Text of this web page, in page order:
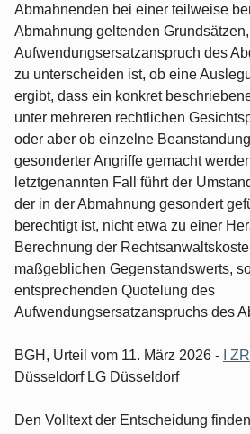
Abmahnenden bei einer teilweise
Abmahnung geltenden
Aufwendungsersatzanspruch des
zu unterscheiden ist, ob eine
ergibt, dass ein konkret
unter mehreren rechtlichen
oder aber ob einzelne
gesonderter Angriffe gemacht
letztgenannten Fall führt der
der in der Abmahnung gesondert
berechtigt ist, nicht etwa zu einer
Berechnung der
maßgeblichen Gegenstandswerts,
entsprechenden Quotelung des
Aufwendungsersatzanspruchs des
BGH, Urteil vom 11. März 2026 - I
Düsseldorf LG Düsseldorf
Den Volltext der Entscheidung